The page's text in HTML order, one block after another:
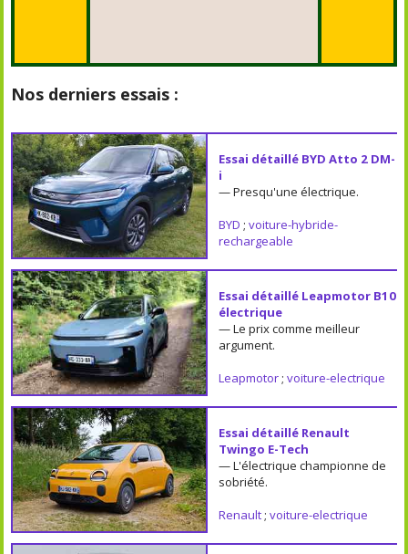
Nos derniers essais :
Essai détaillé BYD Atto 2 DM-
i
— Presqu'une électrique.
BYD ; voiture-hybride-
rechargeable
Essai détaillé Leapmotor B10
électrique
— Le prix comme meilleur
argument.
Leapmotor; voiture-electrique
Essai détaillé Renault
Twingo E-Tech
— L'électrique championne de
sobriété.
Renault; voiture-electrique